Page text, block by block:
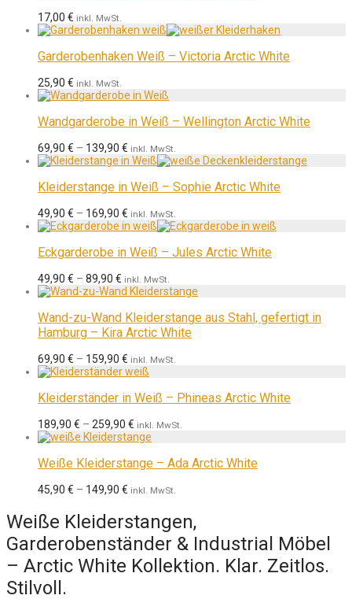
17,00 € inkl. MwSt.
Garderobenhaken Weiß – Victoria Arctic White
25,90 € inkl. MwSt.
Wandgarderobe in Weiß – Wellington Arctic White
69,90 € – 139,90 € inkl. MwSt.
Kleiderstange in Weiß – Sophie Arctic White
49,90 € – 169,90 € inkl. MwSt.
Eckgarderobe in Weiß – Jules Arctic White
49,90 € – 89,90 € inkl. MwSt.
Wand-zu-Wand Kleiderstange aus Stahl, gefertigt in
Hamburg – Kira Arctic White
69,90 € – 159,90 € inkl. MwSt.
Kleiderständer in Weiß – Phineas Arctic White
189,90 € – 259,90 € inkl. MwSt.
Weiße Kleiderstange – Ada Arctic White
45,90 € – 149,90 € inkl. MwSt.
Weiße Kleiderstangen,
Garderobenständer & Industrial Möbel
– Arctic White Kollektion. Klar. Zeitlos.
Stilvoll.